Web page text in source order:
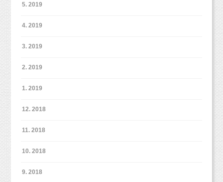
5. 2019
4. 2019
3. 2019
2. 2019
1. 2019
12. 2018
11. 2018
10. 2018
9. 2018